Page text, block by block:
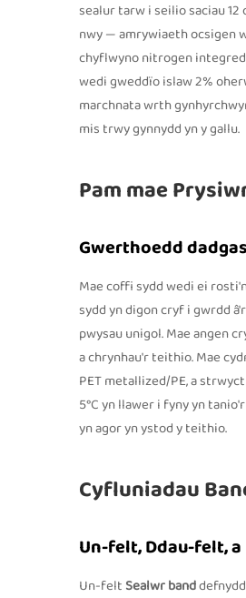
sealur tarw i seilio saciau
nwy — amrywiaeth ocsigen
chyflwyno nitrogen
wedi gweddïo islaw 2%
marchnata wrth
mis trwy gynnydd yn y gallu.
Pam mae
Gwerthoedd
Mae coffi sydd wedi ei
sydd yn digon cryf i gwrdd
pwysau unigol. Mae angen
a chrynhau'r teithio. Mae
PET metallized/PE, a
5°C yn llawer i fyny yn
yn agor yn ystod y teithio.
Cyfluniadau
Un-felt, Ddau-felt,
Un-felt Sealwr band